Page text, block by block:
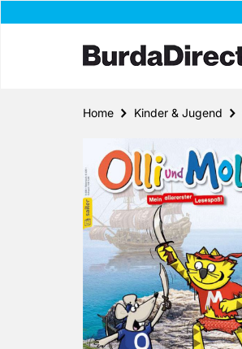
Home Kinder & Jugend